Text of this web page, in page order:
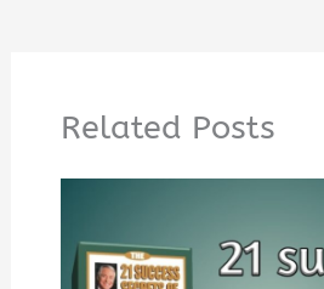
Related Posts